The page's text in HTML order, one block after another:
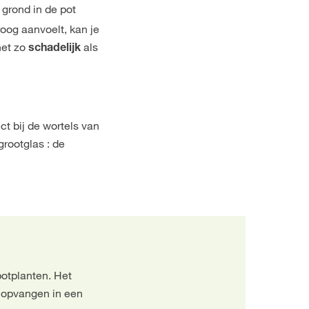
in de pot
aanvoelt, kan je
zo schadelijk als
bij de wortels van
: de
Het
in een